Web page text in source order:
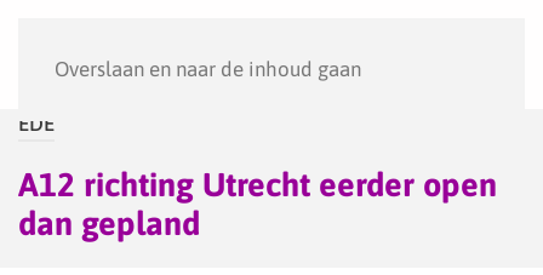
Overslaan en naar de inhoud gaan
EDE
A12 richting Utrecht eerder open
dan gepland